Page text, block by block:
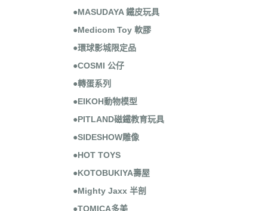
●MASUDAYA 鐵皮玩具
●Medicom Toy 軟膠
●環球影城限定品
●COSMI 公仔
●轉蛋系列
●EIKOH動物模型
●PITLAND磁鐵教育玩具
●SIDESHOW雕像
●HOT TOYS
●KOTOBUKIYA壽屋
●Mighty Jaxx 半剖
●TOMICA多美